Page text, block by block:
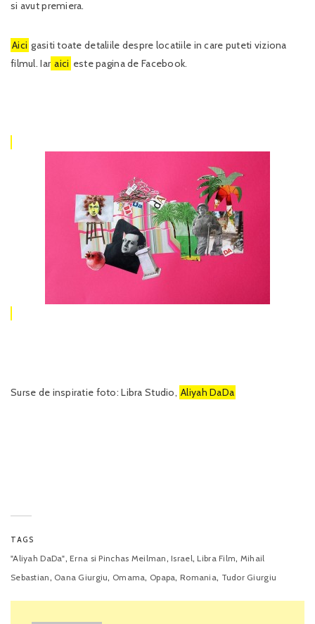
si avut premiera.
Aici gasiti toate detaliile despre locatiile in care puteti viziona
filmul. Iar aici este pagina de Facebook.
Surse de inspiratie foto: Libra Studio, Aliyah DaDa
TAGS
"Aliyah DaDa",Erna si Pinchas Meilman,Israel,Libra Film, Mihail
Sebastian, Oana Giurgiu, Omama, Opapa, Romania, Tudor Giurgiu